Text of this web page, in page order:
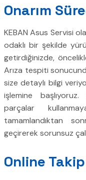
Onarım
KEBAN Asus Servisi
odaklı bir şekilde
getirdiğinizde,
Arıza tespiti
size detaylı bilgi
işlemine
parçalar
tamamlandıktan
geçirerek sorunsuz
Online